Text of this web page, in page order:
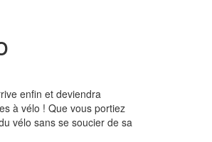
enfin et deviendra
à vélo ! Que vous portiez
vélo sans se soucier de sa